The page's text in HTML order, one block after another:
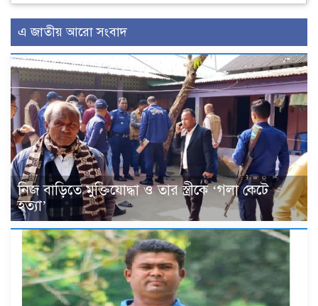
এ জাতীয় আরো সংবাদ
নিজ বাড়িতে মুক্তিযোদ্ধা ও তার স্ত্রীকে ‘গলা কেটে
হত্যা’